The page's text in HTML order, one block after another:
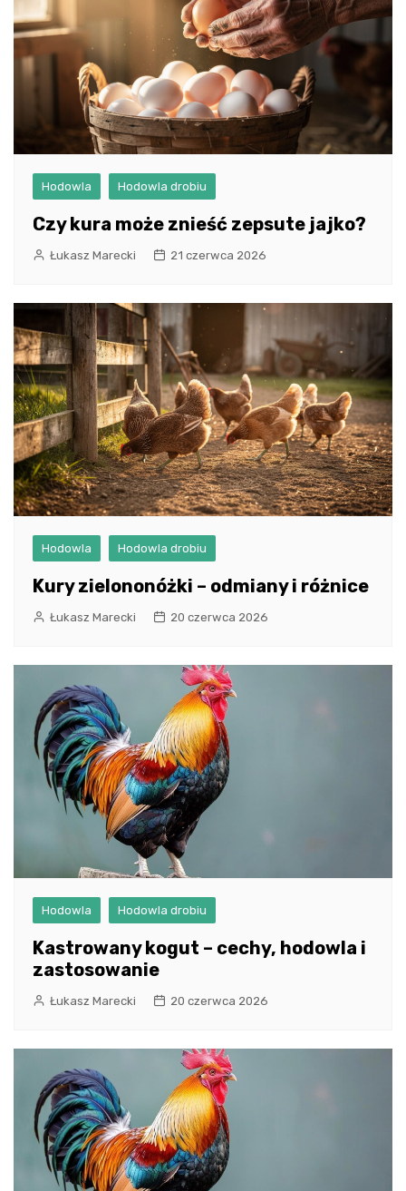
Hodowla Hodowla drobiu
Czy kura może znieść zepsute jajko?
Łukasz Marecki 21 czerwca 2026
Hodowla Hodowla drobiu
Kury zielononóżki – odmiany i różnice
Łukasz Marecki 20 czerwca 2026
Hodowla Hodowla drobiu
Kastrowany kogut – cechy, hodowla i
zastosowanie
Łukasz Marecki 20 czerwca 2026